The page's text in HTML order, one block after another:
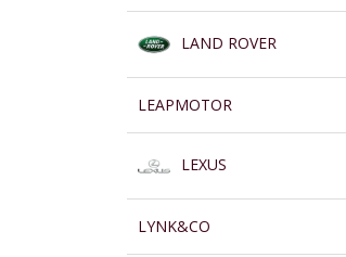
LAND ROVER
LEAPMOTOR
LEXUS
LYNK&CO